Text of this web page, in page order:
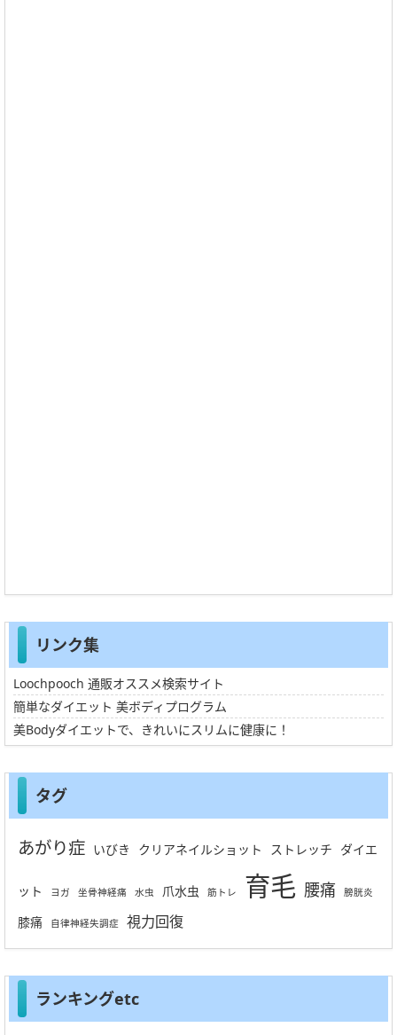
リンク集
Loochpooch 通販オススメ検索サイト
簡単なダイエット 美ボディプログラム
美Bodyダイエットで、きれいにスリムに健康に！
タグ
あがり症 いびき クリアネイルショット ストレッチ ダイエ
ット ヨガ 坐骨神経痛 水虫 爪水虫 筋トレ 育毛 腰痛 膀胱炎
膝痛 自律神経失調症 視力回復
ランキングetc